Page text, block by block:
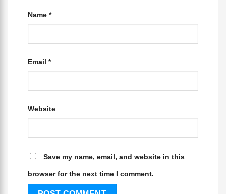
Name *
Email *
Website
Save my name, email, and website in this
browser for the next time I comment.